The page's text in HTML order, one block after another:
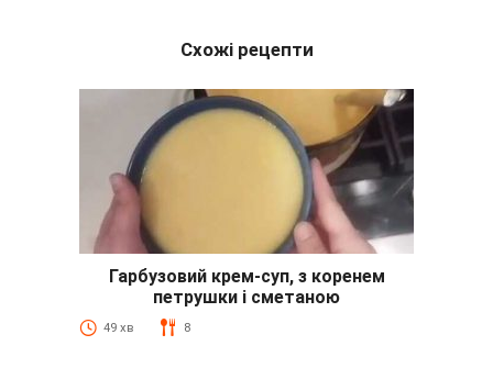
Схожі рецепти
Гарбузовий крем-суп, з коренем
петрушки і сметаною
49 хв 8